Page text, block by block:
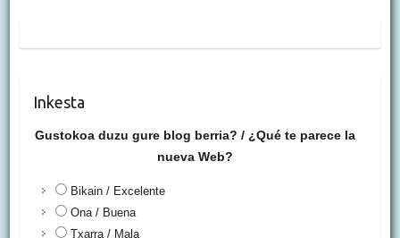
Inkesta
Gustokoa duzu gure blog berria? / ¿Qué te parece la
nueva Web?
Bikain / Excelente
Ona / Buena
Txarra / Mala